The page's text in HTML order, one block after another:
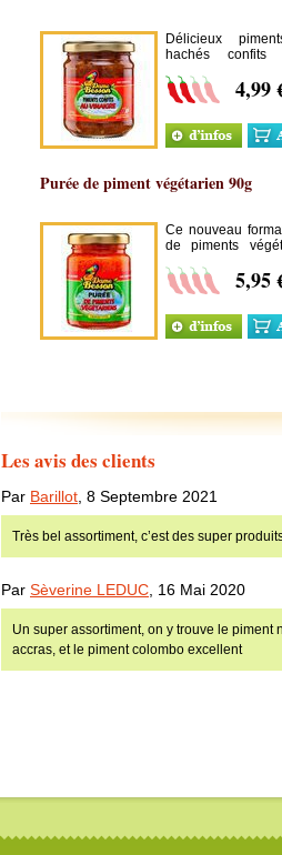
Délicieux
hachés
vos plats et leurs
goût créole. 4,99
Purée de piment végétarien 90g
Ce nouveau
de piments
5,95
Les avis des clients
Par Barillot 8 Septembre 2021
Très bel assortiment, c’est des super
Par Sèverine LEDUC 16 Mai 2020
Un super assortiment, on y trouve le
accras, et le piment colombo excellent